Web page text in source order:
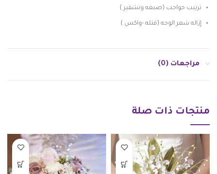
ترتيب حواجب (صبغه وتشقير )
إزاله شعر الوجه (فتله -واكس )
مراجعات (0)
منتجات ذات صلة